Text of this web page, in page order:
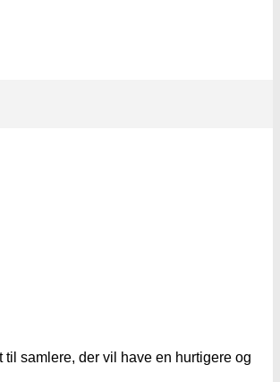
samlere, der vil have en hurtigere og